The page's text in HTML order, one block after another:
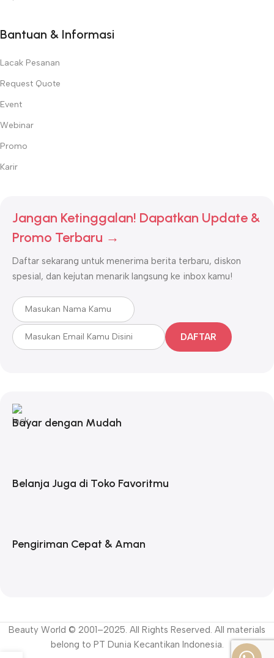
Bantuan & Informasi
Lacak Pesanan
Request Quote
Event
Webinar
Promo
Karir
Jangan Ketinggalan! Dapatkan Update &
Promo Terbaru →
Daftar sekarang untuk menerima berita terbaru, diskon
spesial, dan kejutan menarik langsung ke inbox kamu!
DAFTAR
Bayar dengan Mudah
Belanja Juga di Toko Favoritmu
Pengiriman Cepat & Aman
Beauty World © 2001–2025. All Rights Reserved. All materials
belong to PT Dunia Kecantikan Indonesia.